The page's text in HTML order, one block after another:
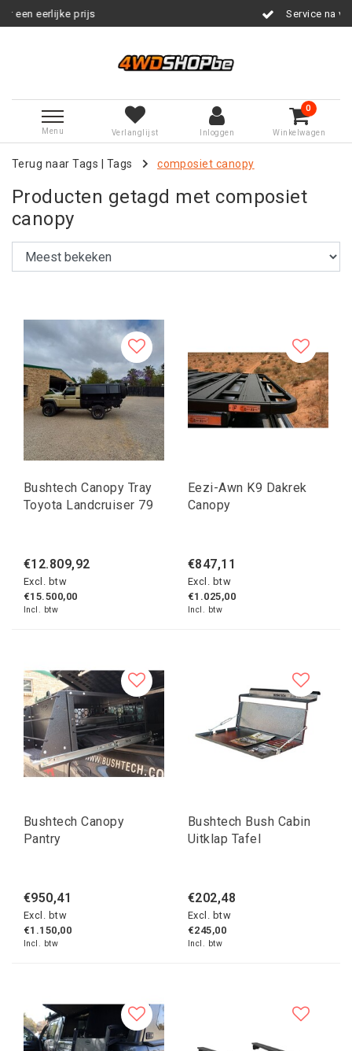
Service na verkoop
Menu Verlanglijst Inloggen
0
Winkelwagen
Terug naar Tags Tags composiet canopy
Producten getagd met composiet
canopy
Bushtech Canopy Tray
Toyota Landcruiser 79
€12.809,92
Excl. btw
€15.500,00
Incl. btw
Eezi-Awn K9 Dakrek
Canopy
€847,11
Excl. btw
€1.025,00
Incl. btw
Bushtech Canopy
Pantry
€950,41
Excl. btw
€1.150,00
Incl. btw
Bushtech Bush Cabin
Uitklap Tafel
€202,48
Excl. btw
€245,00
Incl. btw